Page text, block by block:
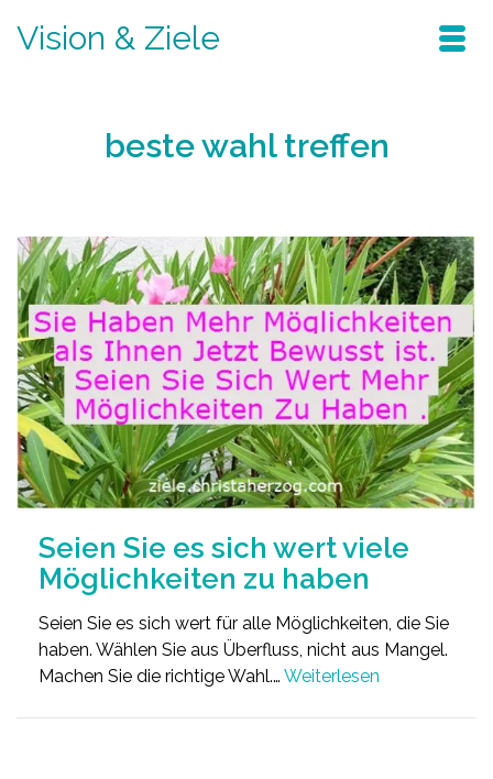
Vision & Ziele
beste wahl treffen
Seien Sie es sich wert viele
Möglichkeiten zu haben
Seien Sie es sich wert für alle Möglichkeiten, die Sie
haben. Wählen Sie aus Überfluss, nicht aus Mangel.
Machen Sie die richtige Wahl.… Weiterlesen